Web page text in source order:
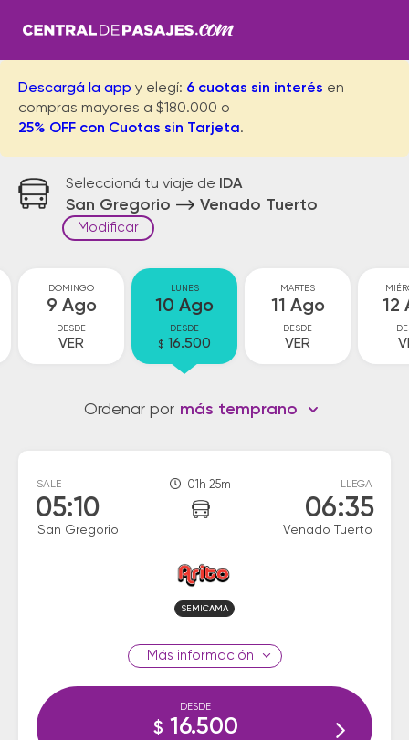
Descargá la app y elegí: 6 cuotas sin interés en
compras mayores a $180.000 o
25% OFF con Cuotas sin Tarjeta.
Seleccioná tu viaje de IDA
San Gregorio Venado Tuerto
Modificar
DOMINGO
9 Ago
DESDE
VER
LUNES
10 Ago
DESDE
$ 16.500
MARTES
11 Ago
DESDE
VER
12
Ordenar por más temprano
SALE
05:10
San Gregorio
01h 25m LLEGA
06:35
Venado Tuerto
SEMICAMA
información
DESDE
$ 16.500